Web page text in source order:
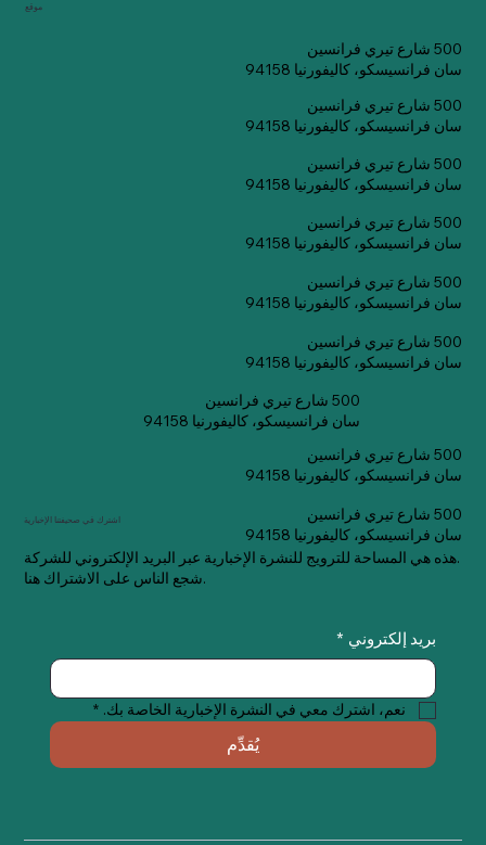
موقع
500 شارع تيري فرانسين
سان فرانسيسكو، كاليفورنيا 94158
500 شارع تيري فرانسين
سان فرانسيسكو، كاليفورنيا 94158
500 شارع تيري فرانسين
سان فرانسيسكو، كاليفورنيا 94158
500 شارع تيري فرانسين
سان فرانسيسكو، كاليفورنيا 94158
500 شارع تيري فرانسين
سان فرانسيسكو، كاليفورنيا 94158
500 شارع تيري فرانسين
سان فرانسيسكو، كاليفورنيا 94158
500 شارع تيري فرانسين
سان فرانسيسكو، كاليفورنيا 94158
500 شارع تيري فرانسين
سان فرانسيسكو، كاليفورنيا 94158
500 شارع تيري فرانسين
سان فرانسيسكو، كاليفورنيا 94158
اشترك في صحيفتنا الإخبارية
هذه هي المساحة للترويج للنشرة الإخبارية عبر البريد الإلكتروني للشركة.
شجع الناس على الاشتراك هنا.
بريد إلكتروني *
نعم، اشترك معي في النشرة الإخبارية الخاصة بك. *
يُقدِّم